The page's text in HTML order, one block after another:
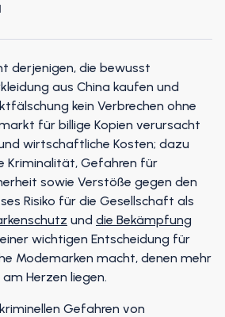
derjenigen, die bewusst
aus China kaufen und
kein Verbrechen ohne
für billige Kopien verursacht
wirtschaftliche Kosten; dazu
Kriminalität, Gefahren für
sowie Verstöße gegen den
Risiko für die Gesellschaft als
und die Bekämpfung
wichtigen Entscheidung für
Modemarken macht, denen mehr
Herzen liegen.
Gefahren von